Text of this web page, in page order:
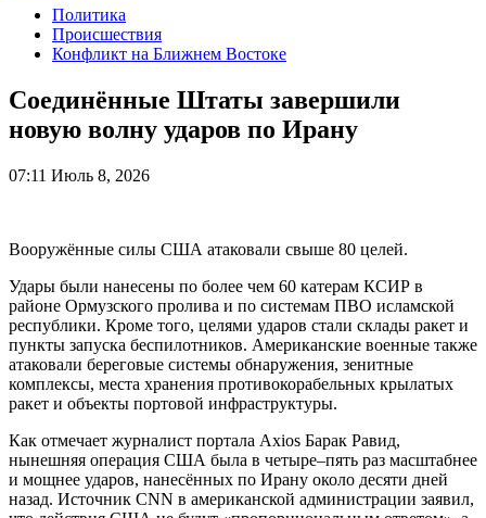
Политика
Происшествия
Конфликт на Ближнем Востоке
Соединённые Штаты завершили
новую волну ударов по Ирану
07:11 Июль 8, 2026
Вооружённые силы США атаковали свыше 80 целей.
Удары были нанесены по более чем 60 катерам КСИР в
районе Ормузского пролива и по системам ПВО исламской
республики. Кроме того, целями ударов стали склады ракет и
пункты запуска беспилотников. Американские военные также
атаковали береговые системы обнаружения, зенитные
комплексы, места хранения противокорабельных крылатых
ракет и объекты портовой инфраструктуры.
Как отмечает журналист портала Axios Барак Равид,
нынешняя операция США была в четыре–пять раз масштабнее
и мощнее ударов, нанесённых по Ирану около десяти дней
назад. Источник CNN в американской администрации заявил,